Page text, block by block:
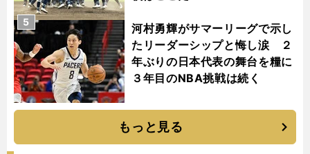
河村勇輝がサマーリーグで示し
たリーダーシップと悔し涙 ２
年ぶりの日本代表の舞台を糧に
３年目のNBA挑戦は続く
5
もっと見る